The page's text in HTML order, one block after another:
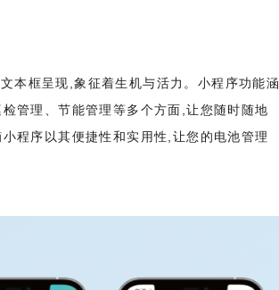
本框呈现,象征着生机与活力。小程序功能涵
管理、节能管理等多个方面,让您随时随地
程序以其便捷性和实用性,让您的电池管理